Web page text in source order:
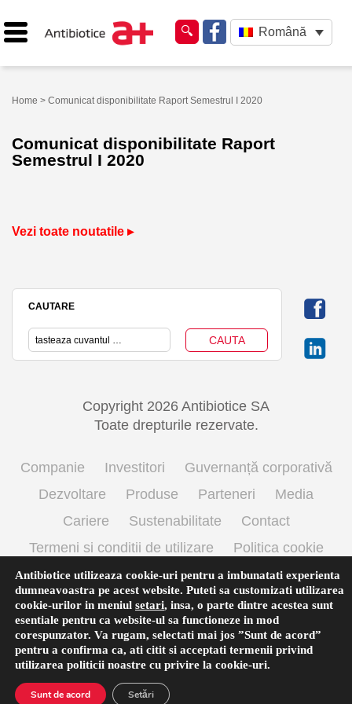
Română
Home > Comunicat disponibilitate Raport Semestrul I 2020
Comunicat disponibilitate Raport
Semestrul I 2020
Vezi toate noutatile ▸
CAUTARE
Copyright 2026 Antibiotice SA
Toate drepturile rezervate.
Companie Investitori
Guvernanță corporativă
Dezvoltare
Produse Parteneri
Media
Cariere
Sustenabilitate
Contact
Termeni si conditii de utilizare
Politica cookie
Prelucrarea datelor cu caracter personal
Antibiotice utilizeaza cookie-uri pentru a imbunatati experienta
dumneavoastra pe acest website. Puteti sa customizati utilizarea
cookie-urilor in meniul setari, insa, o parte dintre acestea sunt
esentiale pentru ca website-ul sa functioneze in mod
corespunzator. Va rugam, selectati mai jos ”Sunt de acord”
pentru a confirma ca, ati citit si acceptati termenii privind
utilizarea politicii noastre cu privire la cookie-uri.
Sunt de acord Setări
English(Engleză) Română